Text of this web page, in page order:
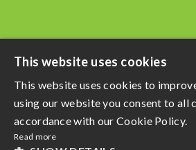
Razão Social: Açucareira
CNPJ da Matriz:
This website uses cookies
This website uses cookies to
using our website you consent to all
accordance with our Cookie Policy.
Read more